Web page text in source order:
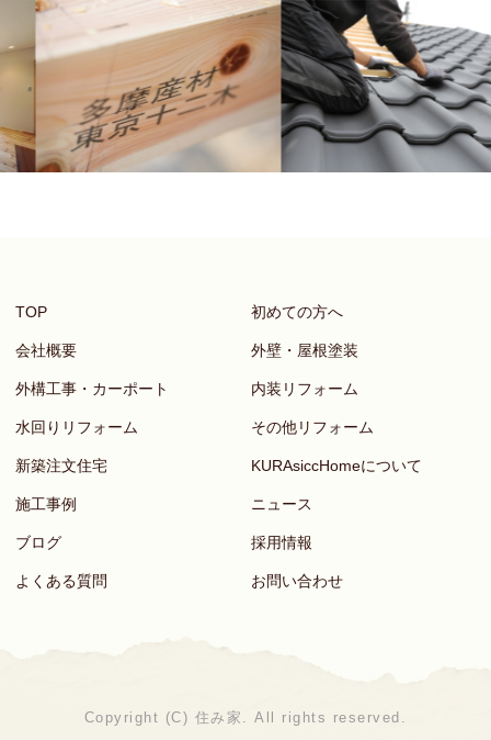
TOP 初めての方へ
会社概要 外壁・屋根塗装
外構工事・カーポート 内装リフォーム
水回りリフォーム その他リフォーム
新築注文住宅 KURAsiccHomeについて
施工事例 ニュース
ブログ 採用情報
よくある質問 お問い合わせ
Copyright (C) 住み家. All rights reserved.